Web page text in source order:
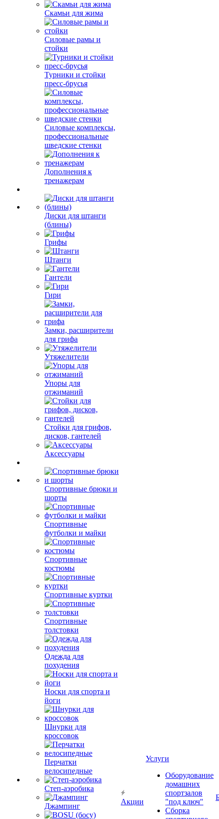
Скамьи для жима
Силовые рамы и
стойки
Турники и стойки
пресс-брусья
Силовые комплексы,
профессиональные
шведские стенки
Дополнения к
тренажерам
Диски для штанги
(блины)
Грифы
Штанги
Гантели
Гири
Замки, расширители
для грифа
Утяжелители
Упоры для
отжиманий
Стойки для грифов,
дисков, гантелей
Аксессуары
Спортивные брюки и
шорты
Спортивные
футболки и майки
Спортивные
костюмы
Спортивные куртки
Спортивные
толстовки
Одежда для
похудения
Носки для спорта и
йоги
Шнурки для
кроссовок
Перчатки
велосипедные
Степ-аэробика
Джампинг
Акции
Услуги
Оборудование
домашних
спортзалов
"под ключ"
Сборка